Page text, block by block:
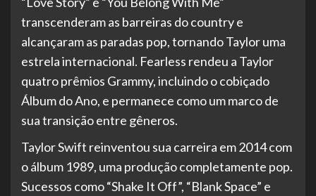
transcenderam as barreiras do country e
alcançaram as paradas pop, tornando Taylor uma
estrela internacional. Fearless rendeu a Taylor
quatro prêmios Grammy, incluindo o cobiçado
Álbum do Ano, e permanece como um marco de
sua transição entre gêneros.
Taylor Swift reinventou sua carreira em 2014 com
o álbum 1989, uma produção completamente pop.
Sucessos como “Shake It Off”, “Blank Space” e